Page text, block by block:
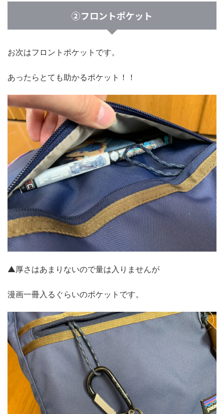
②フロントポケット
お次はフロントポケットです。
あったらとても助かるポケット！！
▲厚さはあまりないので量は入りませんが
漫画一冊入るぐらいのポケットです。